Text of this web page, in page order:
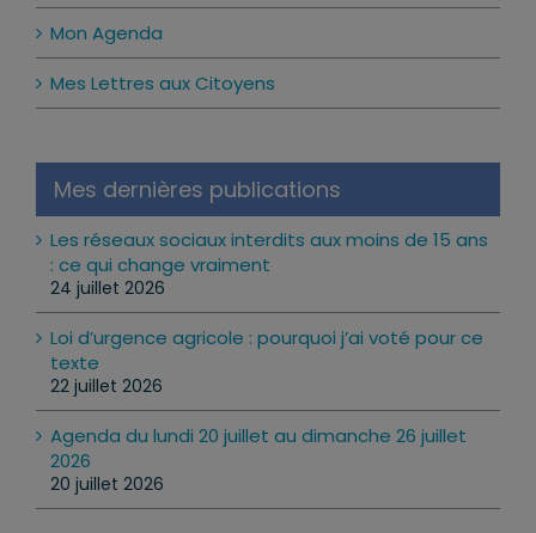
Mon Agenda
Mes Lettres aux Citoyens
Mes dernières publications
Les réseaux sociaux interdits aux moins de 15 ans
: ce qui change vraiment
24 juillet 2026
Loi d’urgence agricole : pourquoi j’ai voté pour ce
texte
22 juillet 2026
Agenda du lundi 20 juillet au dimanche 26 juillet
2026
20 juillet 2026